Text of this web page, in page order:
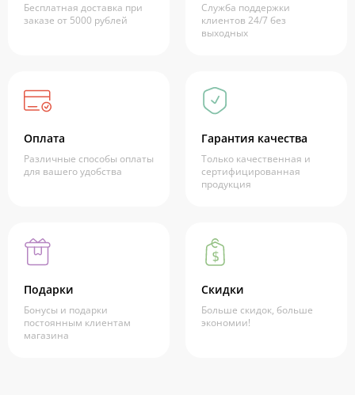
Бесплатная доставка при
заказе от 5000 рублей
Служба поддержки
клиентов 24/7 без
выходных
Оплата
Различные способы оплаты
для вашего удобства
Гарантия качества
Только качественная и
сертифицированная
продукция
Подарки
Бонусы и подарки
постоянным клиентам
магазина
Скидки
Больше скидок, больше
экономии!